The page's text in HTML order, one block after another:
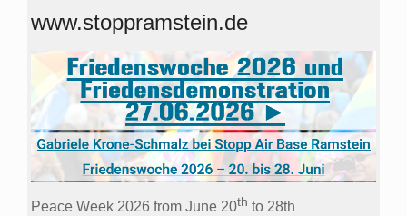
www.stoppramstein.de
Peace Week 2026 from June 20th to 28th